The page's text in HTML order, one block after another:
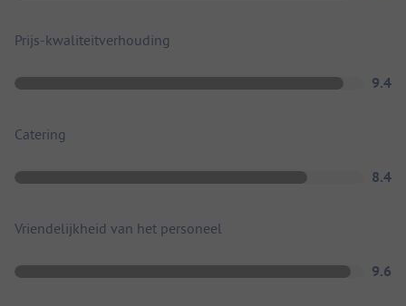
Prijs-kwaliteitverhouding
9.4
Catering
8.4
Vriendelijkheid van het personeel
9.6